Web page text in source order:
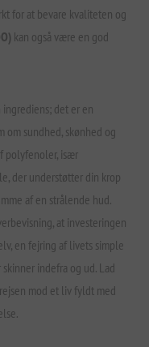
for at bevare kvaliteten og
kan også være en god
det er en
om sundhed, skønhed og
polyfenoler, især
der understøtter din krop
af en strålende hud.
at investeringen
en fejring af livets simple
indefra og ud. Lad
mod et liv fyldt med